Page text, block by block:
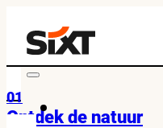
01
Ontdek de natuur